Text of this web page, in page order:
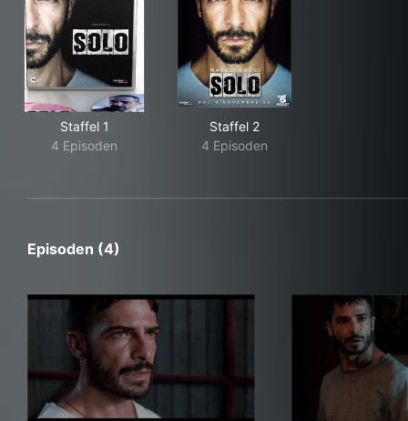
Staffel 1
4 Episoden
Staffel 2
4 Episoden
Episoden (4)